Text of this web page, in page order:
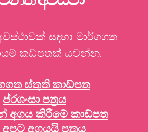
සඳහා මාර්ගගත
කඩ්පතක් යවන්න.
ස්තුති කාඩ්පත
ප්රශංසා පත්‍රය
අගය කිරීමේ කාඩ්පත
අගයයි පත්‍රය